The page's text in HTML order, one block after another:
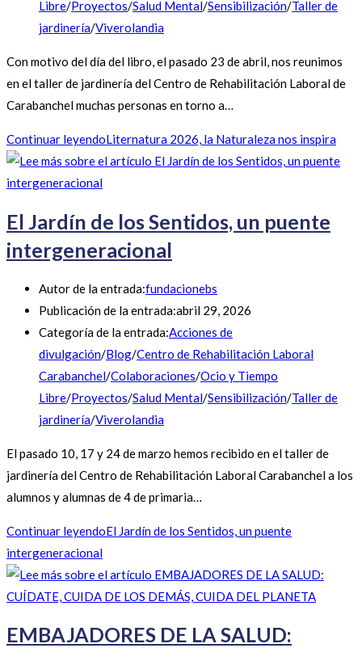
Libre/Proyectos/Salud Mental/Sensibilización/Taller de
jardinería/Viverolandia
Con motivo del día del libro, el pasado 23 de abril, nos reunimos
en el taller de jardinería del Centro de Rehabilitación Laboral de
Carabanchel muchas personas en torno a…
Continuar leyendoLiternatura 2026, la Naturaleza nos inspira
El Jardín de los Sentidos, un puente
intergeneracional
Autor de la entrada:fundacionebs
Publicación de la entrada:abril 29, 2026
Categoría de la entrada:Acciones de
divulgación/Blog/Centro de Rehabilitación Laboral
Carabanchel/Colaboraciones/Ocio y Tiempo
Libre/Proyectos/Salud Mental/Sensibilización/Taller de
jardinería/Viverolandia
El pasado 10, 17 y 24 de marzo hemos recibido en el taller de
jardinería del Centro de Rehabilitación Laboral Carabanchel a los
alumnos y alumnas de 4 de primaria…
Continuar leyendoEl Jardín de los Sentidos, un puente
intergeneracional
EMBAJADORES DE LA SALUD: